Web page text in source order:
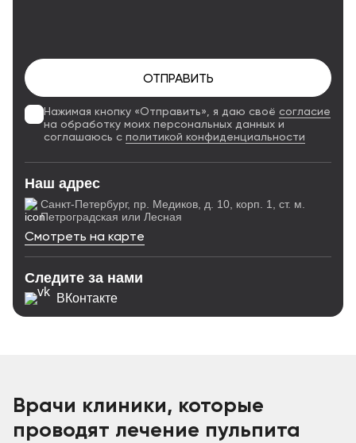
ОТПРАВИТЬ
Нажимая кнопку «Отправить», я даю своё согласие
на обработку моих персональных данных и
соглашаюсь с политикой конфиденциальности
Наш адрес
Санкт-Петербург, пр. Медиков, д. 10, корп. 1, ст. м.
Петроградская или Лесная
Смотреть на карте
Следите за нами
ВКонтакте
Врачи клиники, которые
проводят лечение пульпита